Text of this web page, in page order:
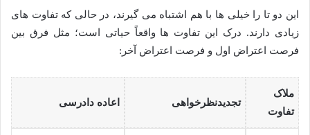
این دو تا را خیلی ها با هم اشتباه می گیرند، در حالی که تفاوت های
زیادی دارند. درک این تفاوت ها واقعاً حیاتی است؛ مثل فرق بین
فرصت اعتراض اول و فرصت اعتراض آخر:
ملاک
تفاوت
تجدیدنظرخواهی اعاده دادرسی